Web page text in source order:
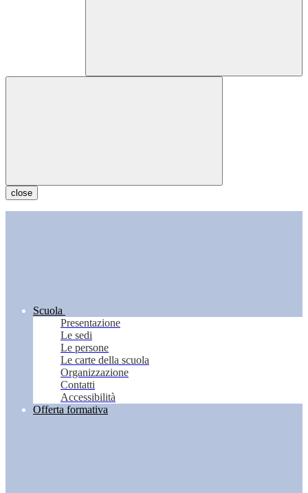
close
Scuola
Presentazione
Le sedi
Le persone
Le carte della scuola
Organizzazione
Contatti
Accessibilità
Offerta formativa